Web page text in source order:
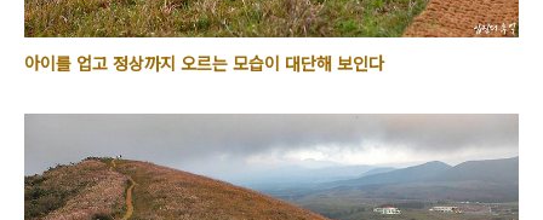
아이를 업고 정상까지 오르는 모습이 대단해 보인다